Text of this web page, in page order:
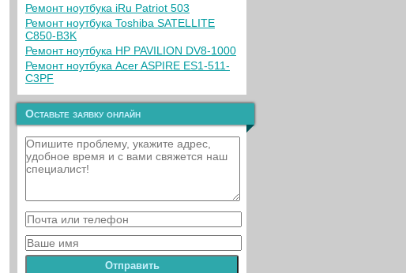
Ремонт ноутбука iRu Patriot 503
Ремонт ноутбука Toshiba SATELLITE
C850-B3K
Ремонт ноутбука HP PAVILION DV8-1000
Ремонт ноутбука Acer ASPIRE ES1-511-
C3PF
Оставьте заявку онлайн
Отправить